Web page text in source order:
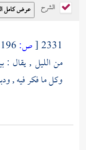
الشرح
2331
[ص:
من الليل , يقال :
وكل ما فكر فيه ,